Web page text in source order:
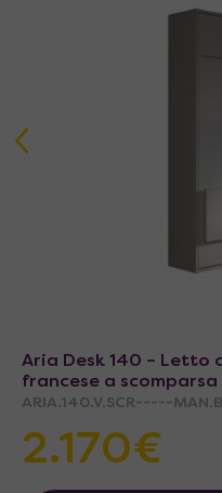
Aria Desk 140 – Letto
francese a scomparsa
ARIA.140.V.SCR-----
2.170€